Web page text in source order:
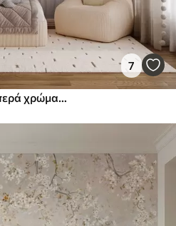
7
Τροπικό φύλλωμα με λαμπερά χρώματα